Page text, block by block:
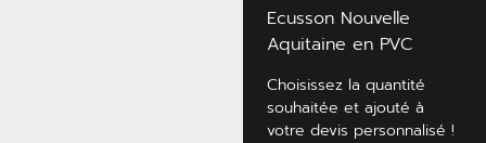
Ecusson Nouvelle
Aquitaine en PVC
Choisissez la quantité
souhaitée et ajouté à
votre devis personnalisé !